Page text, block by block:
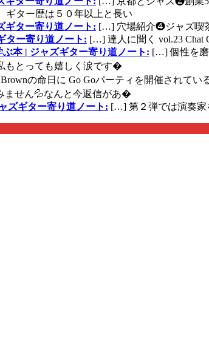
ギター歴は５０年以上と長い
ギター寄り道ノート: […] 穴場紹介❹ジャズ喫茶
ター寄り道ノート: […] 達人に聞く vol.23 Chat
本 | ジャズギター寄り道ノート: […] 個性を磨
もとっても嬉しく涙です�
Brownの命日に Go Goパーティを開催されてい
ません💦なんと今返信があ�
ズギター寄り道ノート: […] 第２弾では演奏家